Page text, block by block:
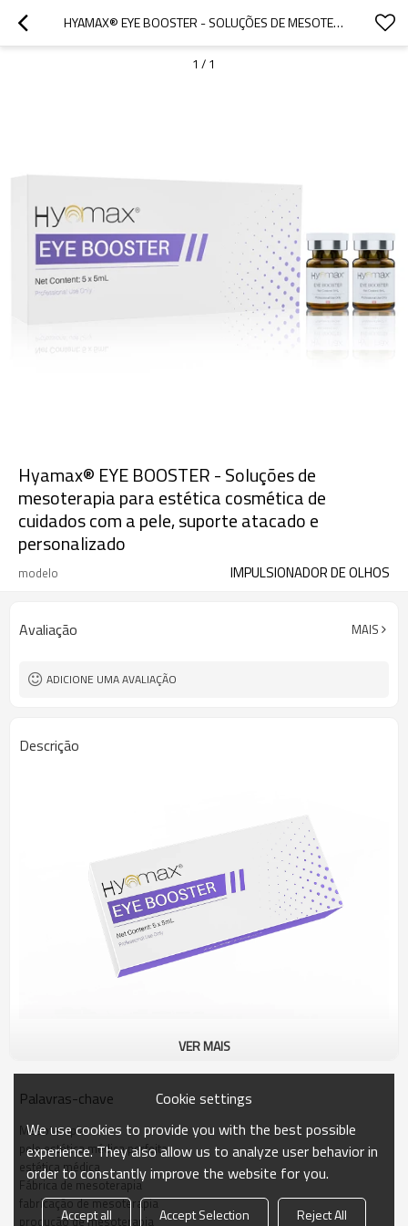
HYAMAX® EYE BOOSTER - SOLUÇÕES DE MESOTERAPIA PARA ESTÉTICA COSMÉTICA DE CUIDADOS COM A PELE, SUPORTE ATACADO E PERSONALIZADO
1 / 1
Hyamax® EYE BOOSTER - Soluções de
mesoterapia para estética cosmética de
cuidados com a pele, suporte atacado e
personalizado
modelo IMPULSIONADOR DE OLHOS
Avaliação MAIS
ADICIONE UMA AVALIAÇÃO
Descrição
Hyamax® EYE BOOSTER
cosmética estéril enriquecida com um complexo
especializado que visa hidratar e nutrir a pele,
aumentar a elasticidade da pele e rejuvenescer a
pele.
VER MAIS
Palavras-chave
Mesoterapia
pele estética médica perfeita
estética médica
Fábrica de mesoterapia
fabricação de mesoterapia
produção de mesoterapia
Cookie settings
We use cookies to provide you with the best possible
experience. They also allow us to analyze user behavior in
order to constantly improve the website for you.
Accept all Accept Selection Reject All